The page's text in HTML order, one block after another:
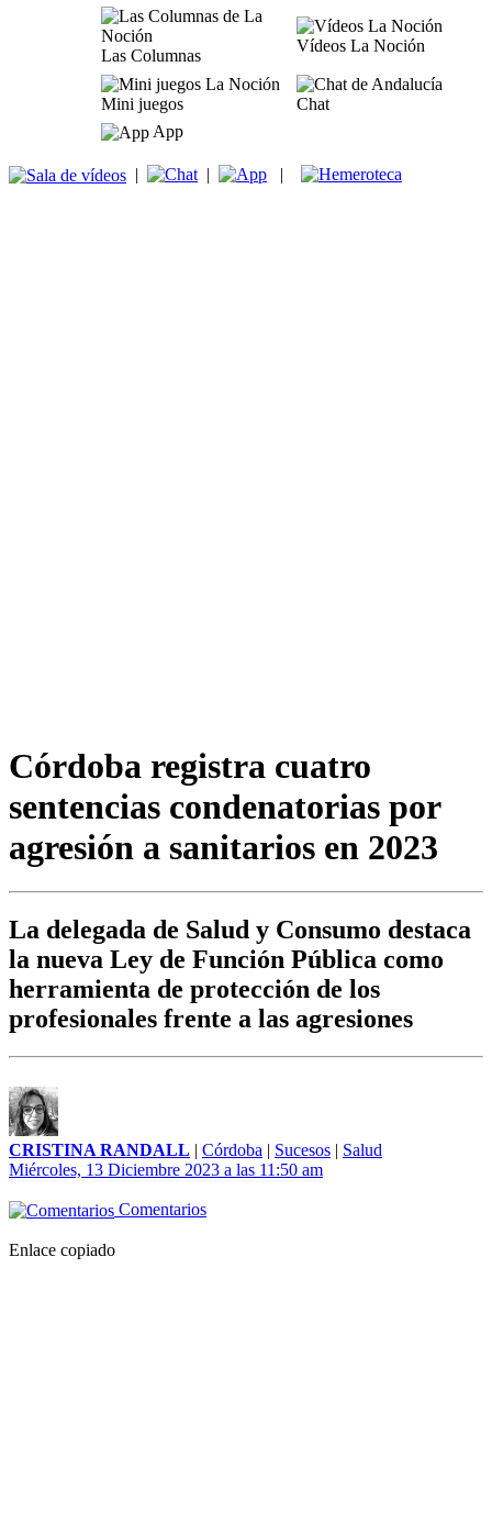
Las Columnas
Vídeos La Noción
Mini juegos
Chat
App
| | |
Córdoba registra cuatro
sentencias condenatorias por
agresión a sanitarios en 2023
La delegada de Salud y Consumo destaca
la nueva Ley de Función Pública como
herramienta de protección de los
profesionales frente a las agresiones
CRISTINA RANDALL | Córdoba | Sucesos | Salud
Miércoles, 13 Diciembre 2023 a las 11:50 am
Comentarios
Enlace copiado